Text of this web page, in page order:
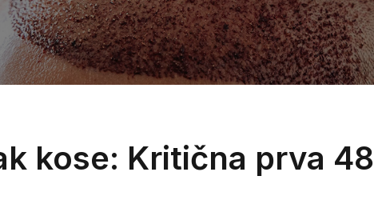
kose: Kritična prva 48